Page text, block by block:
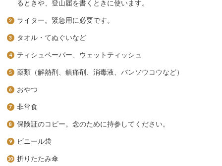
るときや、登山届を書くときに使います。
ライター。緊急用に必要です。
タオル・てぬぐいなど
ティシュペーパー、ウェットティッシュ
薬類（解熱剤、鎮痛剤、消毒液、バンソウコウなど）
おやつ
非常食
保険証のコピー。念のために持参してください。
ビニール袋
折りたたみ傘